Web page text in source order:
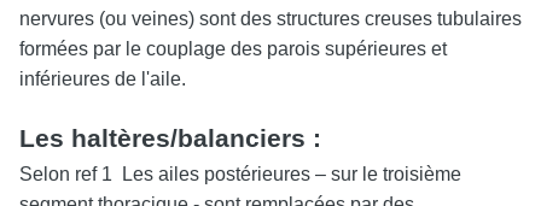
nervures (ou veines) sont des structures creuses tubulaires
formées par le couplage des parois supérieures et
inférieures de l'aile.
Les haltères/balanciers :
Selon ref 1 Les ailes postérieures – sur le troisième